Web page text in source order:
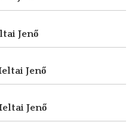
Jenő
Jenő
Jenő